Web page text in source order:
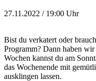
27.11.2022 / 19:00 Uhr
Bist du verkatert oder
Programm? Dann haben
Wochen kannst du am
das Wochenende mit
ausklingen lassen.